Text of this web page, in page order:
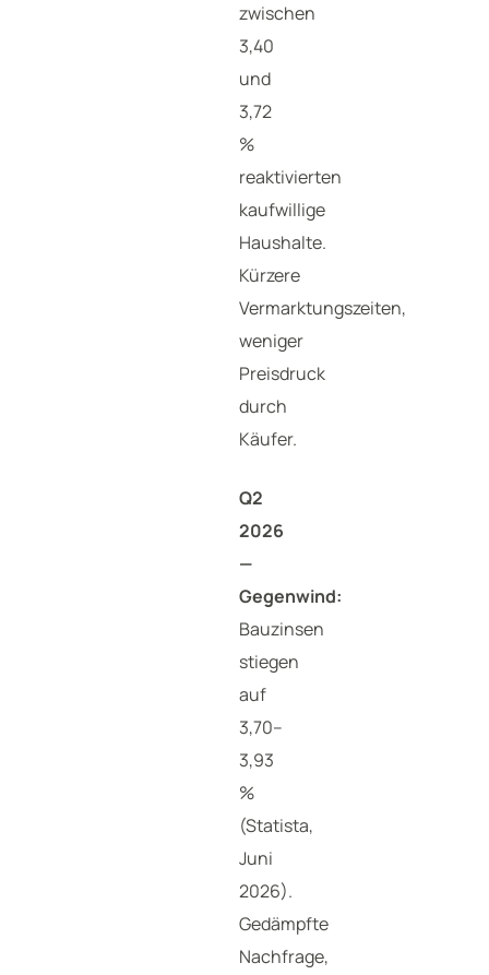
zwischen
3,40
und
3,72
%
reaktivierten
kaufwillige
Haushalte.
Kürzere
Vermarktungszeiten,
weniger
Preisdruck
durch
Käufer.
Q2
2026
—
Gegenwind:
Bauzinsen
stiegen
auf
3,70–
3,93
%
(Statista,
Juni
2026).
Gedämpfte
Nachfrage,